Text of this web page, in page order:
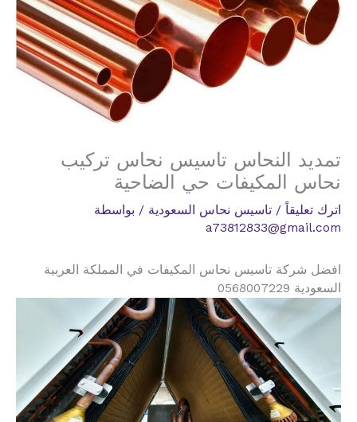
تمديد النحاس تاسيس نحاس تركيب
نحاس المكيفات حي الضاحية
اترك تعليقاً / تاسيس نحاس السعودية / بواسطة
a73812833@gmail.com
افضل شركة تاسيس نحاس المكيفات في المملكة العربية
السعودية 0568007229